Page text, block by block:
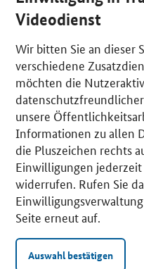
Videodienst
Wir bitten Sie an
verschiedene
möchten die
unsere
Informationen zu allen
die Pluszeichen rechts
Einwilligungen
widerrufen. Rufen Sie
Seite erneut auf.
Auswahl bestätigen